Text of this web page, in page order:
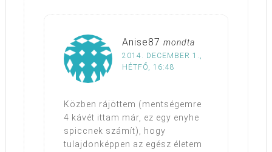
Anise87 mondta
2014. DECEMBER 1.,
HÉTFŐ, 16:48
Közben rájöttem (mentségemre
4 kávét ittam már, ez egy enyhe
spiccnek számít), hogy
tulajdonképpen az egész életem